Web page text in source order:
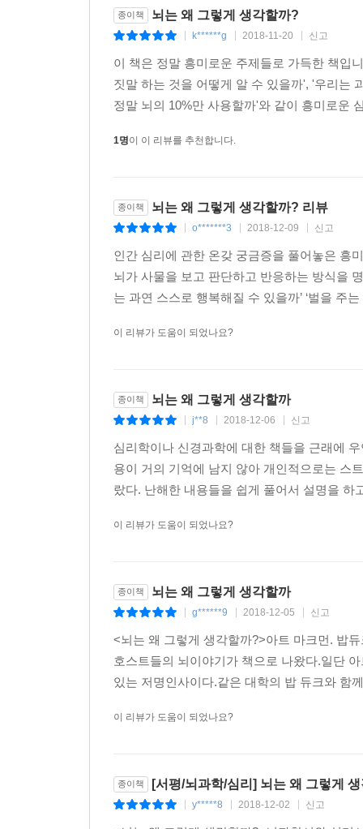
종이책 뇌는 왜 그렇게 생각할까?
k******g 2018-11-20 신고
이 책은 정말 흥미로운 주제들로 가득한 책입
짓말 하는 것을 어떻게 알 수 있을까', '우리는
정말 뇌의 10%만 사용할까'와 같이 흥미로운
1명이 이 리뷰를 추천합니다.
종이책 뇌는 왜 그렇게 생각할까? 리뷰
o*******3 2018-12-09 신고
인간 심리에 관한 온갖 궁금증을 풀어놓은 흥
뇌가 사물을 보고 판단하고 반응하는 방식을
는 과연 스스로 행복해질 수 있을까’ ‘벌을 주
이 리뷰가 도움이 되었나요?
종이책 뇌는 왜 그렇게 생각할까
j**8 2018-12-06 신고
심리학이나 신경과학에 대한 책들을 근래에
용이 거의 기억에 남지 않아 개인적으로는 스
랐다. 난해한 내용들을 쉽게 풀어서 설명을
이 리뷰가 도움이 되었나요?
종이책 뇌는 왜 그렇게 생각할까
g******9 2018-12-05 신고
<뇌는 왜 그렇게 생각할까?>아트 마크먼. 밥
호스트들의 뇌이야기가 책으로 나왔다.일단
있는 저명인사이다.같은 대학의 밥 듀크와 함
이 리뷰가 도움이 되었나요?
종이책 [서평/뇌과학/심리] 뇌는 왜 그렇게
y*****8 2018-12-02 신고